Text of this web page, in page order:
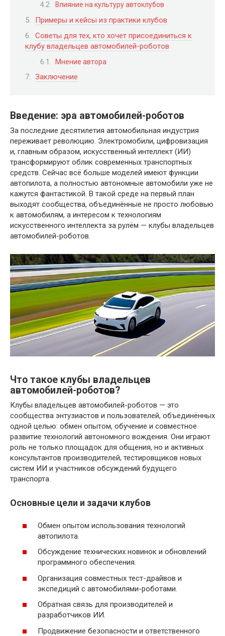
Влияние на культуру автоклубов
Примеры и кейсы из практики клубов
Советы для тех, кто хочет присоединиться к
клубу владельцев автомобилей-роботов
Мнение автора
Заключение
Введение: эра автомобилей-роботов
За последние десятилетия автомобильная индустрия
переживает революцию. Электромобили, цифровизация
и, главным образом, искусственный интеллект (ИИ)
трансформируют облик современных транспортных
средств. Сейчас всё больше моделей имеют функции
автопилота, а полностью автономные автомобили уже не
кажутся фантастикой. В такой среде на первый план
выходят сообщества, объединённые не просто любовью
к автомобилям, а интересом к технологиям
искусственного интеллекта за рулём — клубы владельцев
автомобилей-роботов.
Что такое клубы владельцев
автомобилей-роботов?
Клубы владельцев автомобилей-роботов — это
сообщества энтузиастов и пользователей, объединённых
одной целью: обмен опытом, обучение и совместное
развитие технологий автономного вождения. Они играют
роль не только площадок для общения, но и активных
консультантов производителей, тестировщиков новых
систем ИИ и участников обсуждений будущего
транспорта.
Основные цели и задачи клубов
Обмен опытом использования технологий
автопилота.
Обсуждение технических новинок и обновлений
программного обеспечения.
Организация совместных тест-драйвов и
экспедиций с автомобилями-роботами.
Обратная связь для производителей и
разработчиков ИИ.
Продвижение безопасности и ответственного